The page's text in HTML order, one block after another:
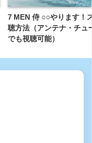
7 MEN 侍 ○○やります！
聴方法（アンテナ・チュ
でも視聴可能）